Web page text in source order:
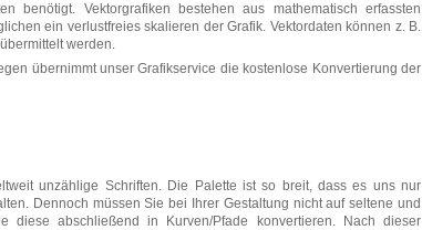
benötigt. Vektorgrafiken bestehen aus mathematisch erfassten
ein verlustfreies skalieren der Grafik. Vektordaten können z. B.
werden.
übernimmt unser Grafikservice die kostenlose Konvertierung der
unzählige Schriften. Die Palette ist so breit, dass es uns nur
Dennoch müssen Sie bei Ihrer Gestaltung nicht auf seltene und
diese abschließend in Kurven/Pfade konvertieren. Nach dieser